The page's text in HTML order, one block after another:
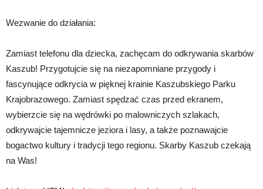
Wezwanie do działania:
Zamiast telefonu dla dziecka, zachęcam do odkrywania skarbów
Kaszub! Przygotujcie się na niezapomniane przygody i
fascynujące odkrycia w pięknej krainie Kaszubskiego Parku
Krajobrazowego. Zamiast spędzać czas przed ekranem,
wybierzcie się na wędrówki po malowniczych szlakach,
odkrywajcie tajemnicze jeziora i lasy, a także poznawajcie
bogactwo kultury i tradycji tego regionu. Skarby Kaszub czekają
na Was!